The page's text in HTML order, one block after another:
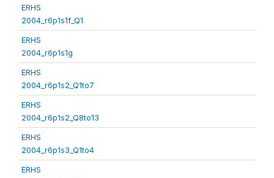
ERHS
2004_r6p1s1f_Q1
ERHS
2004_r6p1s1g
ERHS
2004_r6p1s2_Q1to7
ERHS
2004_r6p1s2_Q8to13
ERHS
2004_r6p1s3_Q1to4
ERHS